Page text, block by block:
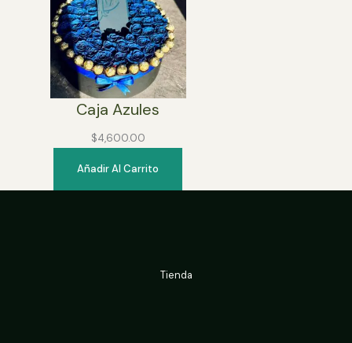
Caja Azules
$4,600.00
Añadir Al Carrito
Tienda